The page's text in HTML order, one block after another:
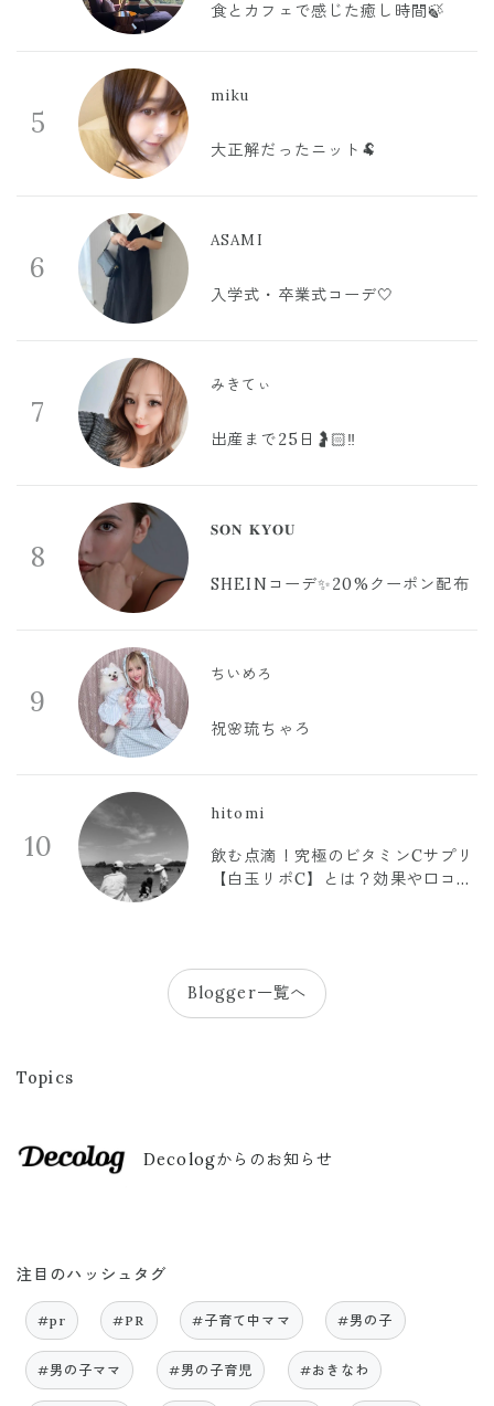
食とカフェで感じた癒し時間🍃
5
miku
大正解だったニット🐏
6
ASAMI
入学式・卒業式コーデ🤍
7
みきてぃ
出産まで25日🤰🏻‼️
8
𝐒𝐎𝐍 𝐊𝐘𝐎𝐔
SHEINコーデ✨20%クーポン配布
9
ちいめろ
祝🌸琉ちゃろ
10
hitomi
飲む点滴！究極のビタミンCサプリ
【白玉リポC】とは？効果や口コミ
Blogger一覧へ
Topics
Decologからのお知らせ
注目のハッシュタグ
#pr #PR #子育て中ママ #男の子
#男の子ママ #男の子育児 #おきなわ